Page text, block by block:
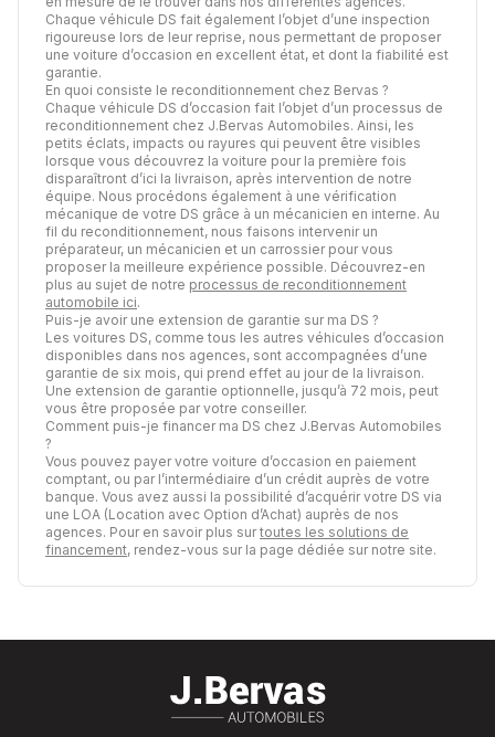
Chaque véhicule DS fait également l’objet d’une inspection
rigoureuse lors de leur reprise, nous permettant de proposer
une voiture d’occasion en excellent état, et dont la fiabilité est
garantie.
En quoi consiste le reconditionnement chez Bervas ?
Chaque véhicule DS d’occasion fait l’objet d’un processus de
reconditionnement chez J.Bervas Automobiles. Ainsi, les
petits éclats, impacts ou rayures qui peuvent être visibles
lorsque vous découvrez la voiture pour la première fois
disparaîtront d’ici la livraison, après intervention de notre
équipe. Nous procédons également à une vérification
mécanique de votre DS grâce à un mécanicien en interne. Au
fil du reconditionnement, nous faisons intervenir un
préparateur, un mécanicien et un carrossier pour vous
proposer la meilleure expérience possible. Découvrez-en
plus au sujet de notre processus de reconditionnement
automobile ici.
Puis-je avoir une extension de garantie sur ma DS ?
Les voitures DS, comme tous les autres véhicules d’occasion
disponibles dans nos agences, sont accompagnées d’une
garantie de six mois, qui prend effet au jour de la livraison.
Une extension de garantie optionnelle, jusqu’à 72 mois, peut
vous être proposée par votre conseiller.
Comment puis-je financer ma DS chez J.Bervas Automobiles
?
Vous pouvez payer votre voiture d’occasion en paiement
comptant, ou par l’intermédiaire d’un crédit auprès de votre
banque. Vous avez aussi la possibilité d’acquérir votre DS via
une LOA (Location avec Option d’Achat) auprès de nos
agences. Pour en savoir plus surtoutes les solutions de
financement, rendez-vous sur la page dédiée sur notre site.